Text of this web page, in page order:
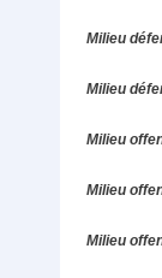
Milieu
Milieu
Milieu
Milieu
Milieu